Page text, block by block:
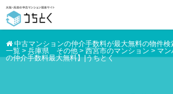
中古マンションの仲介手数料が最大無料の物件検
一覧 > 兵庫県 その他 > 西宮市のマンション > マ
の仲介手数料最大無料】|うちとく